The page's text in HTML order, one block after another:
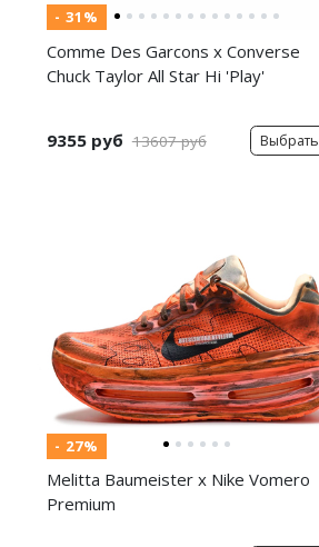
- 31%
Comme Des Garcons x Converse
Chuck Taylor All Star Hi 'Play'
9355 руб 13607 руб Выбрать
- 27%
Melitta Baumeister x Nike Vomero
Premium